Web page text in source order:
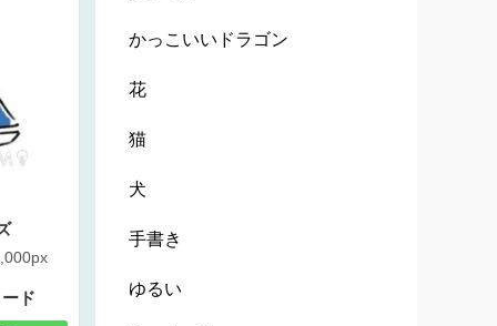
ド
かっこいいドラゴン
花
猫
犬
手書き
ゆるい